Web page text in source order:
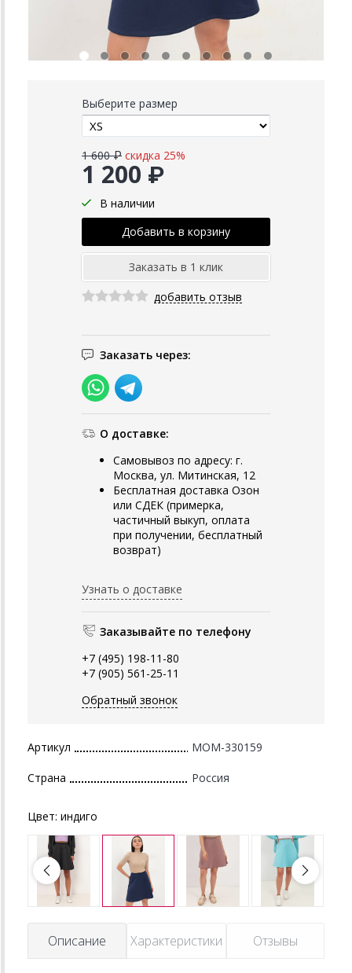
Выберите размер
1 200 ₽
1 600 ₽ скидка 25%
В наличии
добавить отзыв
Заказать через:
О доставке:
Самовывоз по адресу: г.
Москва, ул. Митинская, 12
Бесплатная доставка Озон
или СДЕК (примерка,
частичный выкуп, оплата
при получении, бесплатный
возврат)
Узнать о доставке
Заказывайте по телефону
+7 (495) 198-11-80
+7 (905) 561-25-11
Обратный звонок
Артикул MOM-330159
Страна Россия
Цвет: индиго
Описание Характеристики Отзывы